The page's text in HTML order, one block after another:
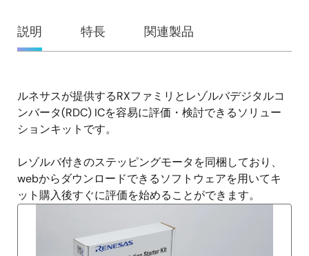
概
要
説明 特長 関連製品
説
明
ルネサスが提供するRXファミリとレゾルバデジタルコ
ンバータ(RDC) ICを容易に評価・検討できるソリュー
ションキットです。
レゾルバ付きのステッピングモータを同梱しており、
webからダウンロードできるソフトウェアを用いてキ
ット購入後すぐに評価を始めることができます。